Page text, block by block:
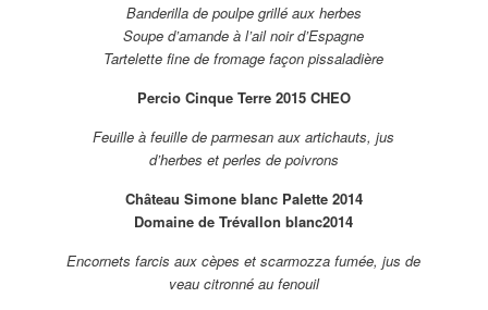
Banderilla de poulpe grillé aux herbes
Soupe d’amande à l’ail noir d’Espagne
Tartelette fine de fromage façon pissaladière
Percio Cinque Terre 2015 CHEO
Feuille à feuille de parmesan aux artichauts, jus
d’herbes et perles de poivrons
Château Simone blanc Palette 2014
Domaine de Trévallon blanc2014
Encornets farcis aux cèpes et scarmozza fumée, jus de
veau citronné au fenouil